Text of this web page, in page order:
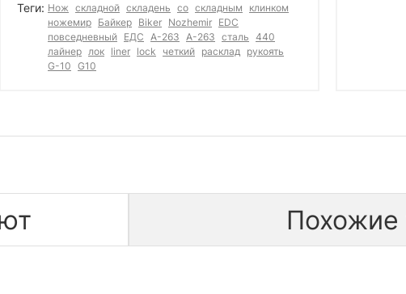
Теги: Нож складной складень со складным
клинком
ножемир Байкер Biker Nozhemir EDC
повседневный ЕДС А-263 A-263 сталь 440
лайнер лок liner lock четкий расклад рукоять
G-10 G10
Похожие